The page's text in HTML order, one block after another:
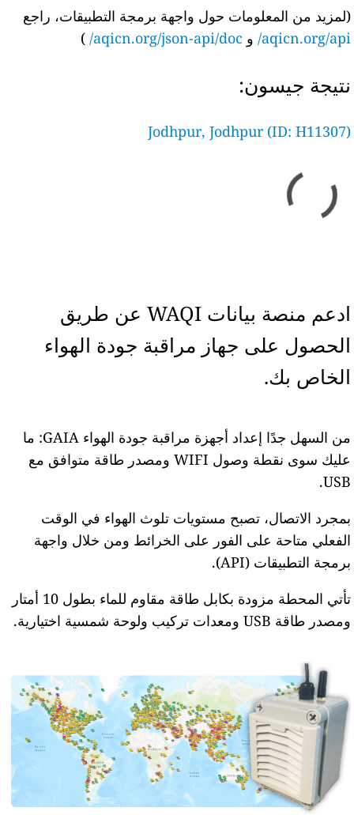
(لمزيد من المعلومات حول واجهة برمجة التطبيقات، راجع
aqicn.org/api/ و aqicn.org/json-api/doc/
)
نتيجة جيسون:
Jodhpur, Jodhpur (ID: H11307)
ادعم منصة بيانات WAQI عن طريق
الحصول على جهاز مراقبة جودة الهواء
الخاص بك.
من السهل جدًا إعداد أجهزة مراقبة جودة الهواء GAIA: ما
عليك سوى نقطة وصول WIFI ومصدر طاقة متوافق مع
USB.
بمجرد الاتصال، تصبح مستويات تلوث الهواء في الوقت
الفعلي متاحة على الفور على الخرائط ومن خلال واجهة
برمجة التطبيقات (API).
تأتي المحطة مزودة بكابل طاقة مقاوم للماء بطول 10 أمتار
ومصدر طاقة USB ومعدات تركيب ولوحة شمسية اختيارية.